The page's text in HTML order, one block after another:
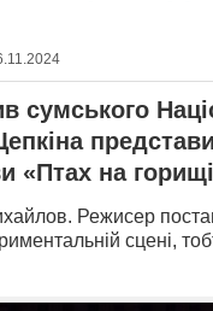
сумського
«Птах на
Режисер
сцені,